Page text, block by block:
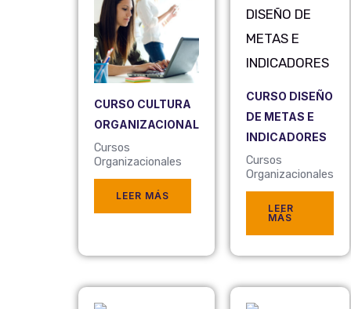
CURSO CULTURA
ORGANIZACIONAL
Cursos
Organizacionales
LEER MÁS
CURSO DISEÑO
DE METAS E
INDICADORES
Cursos
Organizacionales
LEER
MÁS